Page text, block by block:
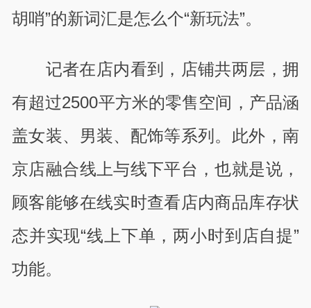
胡哨”的新词汇是怎么个“新玩法”。
记者在店内看到，店铺共两层，拥
有超过2500平方米的零售空间，产品涵
盖女装、男装、配饰等系列。此外，南
京店融合线上与线下平台，也就是说，
顾客能够在线实时查看店内商品库存状
态并实现“线上下单，两小时到店自提”
功能。